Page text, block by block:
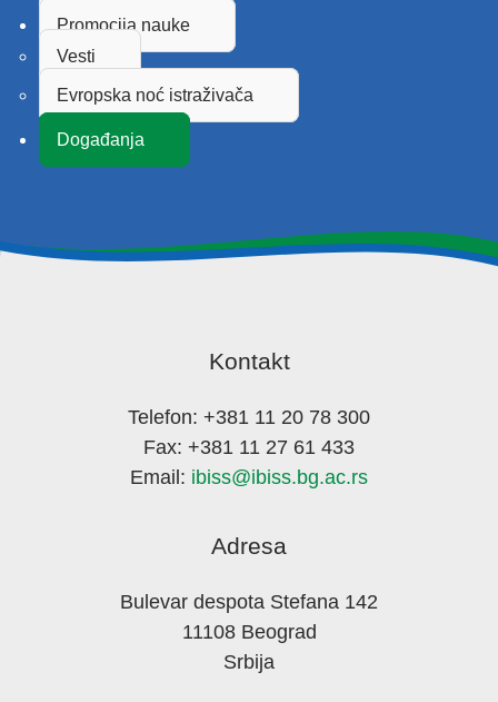
Promocija nauke
Vesti
Evropska noć istraživača
Događanja
Kontakt
Telefon: +381 11 20 78 300
Fax: +381 11 27 61 433
Email: ibiss@ibiss.bg.ac.rs
Adresa
Bulevar despota Stefana 142
11108 Beograd
Srbija